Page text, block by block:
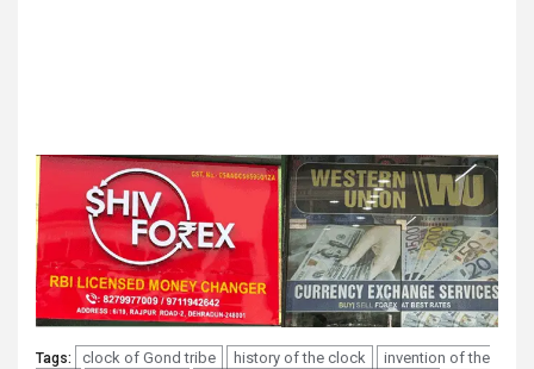
Tags: clock of Gond tribe history of the clock
invention of the